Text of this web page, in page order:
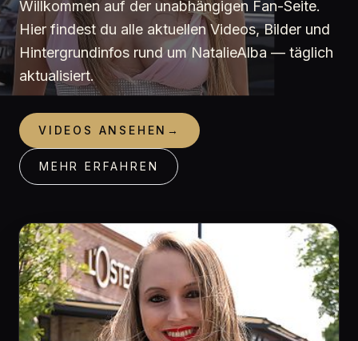
Willkommen auf der unabhängigen Fan-Seite.
Hier findest du alle aktuellen Videos, Bilder und
Hintergrundinfos rund um NatalieAlba — täglich
aktualisiert.
VIDEOS ANSEHEN →
MEHR ERFAHREN